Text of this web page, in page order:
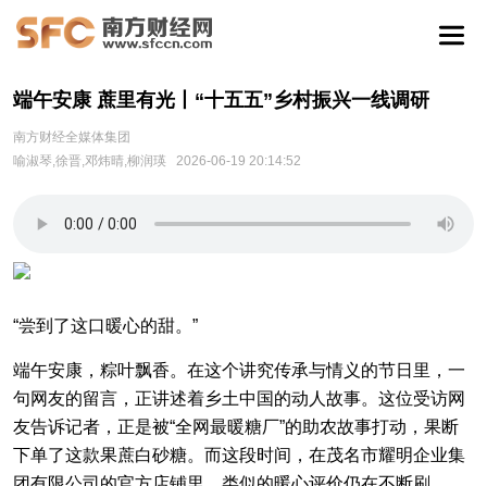
端午安康 蔗里有光丨“十五五”乡村振兴一线调研
南方财经全媒体集团
喻淑琴,徐晋,邓炜晴,柳润瑛
2026-06-19 20:14:52
“尝到了这口暖心的甜。”
端午安康，粽叶飘香。在这个讲究传承与情义的节日里，一
句网友的留言，正讲述着乡土中国的动人故事。这位受访网
友告诉记者，正是被“全网最暖糖厂”的助农故事打动，果断
下单了这款果蔗白砂糖。而这段时间，在茂名市耀明企业集